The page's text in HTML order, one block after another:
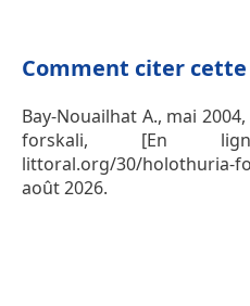
Comment citer
Bay-Nouailhat A., mai
forskali, [En
littoral.org/30/holothuria-
août 2026.